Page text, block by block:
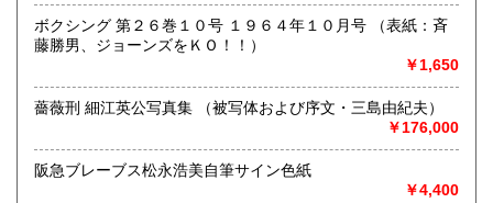
沿線名：都営新宿線・三田線、東京メトロ半蔵門線
最寄駅：神保町駅A7出口徒歩3分・JRお茶の水駅徒歩8分
営業時間：11:00〜18:00
書籍の買取について
色紙・掛軸・書簡・原稿・芸能人のサインなどの肉筆類、野
球をはじめスポーツ関連の書籍やユニホーム・バット・グロ
ーブなどの実使用品・記念品を専門的に扱っています。
ボクシング 第２６巻１０号 １９６４年１０月号 （表紙：斉
藤勝男、ジョーンズをＫＯ！！）
￥1,650
薔薇刑 細江英公写真集 （被写体および序文・三島由紀夫）
￥176,000
阪急ブレーブス松永浩美自筆サイン色紙
￥4,400